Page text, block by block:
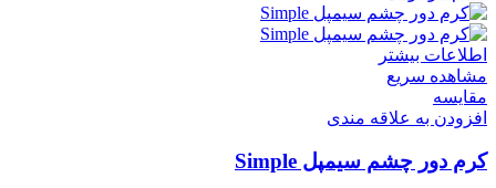
اطلاعات بیشتر
مشاهده سریع
مقایسه
افزودن به علاقه مندی
کرم دور چشم سیمپل Simple